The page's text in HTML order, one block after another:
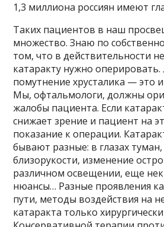
1,3 миллиона россиян имеют
Таких пациентов в наш
множество. Знаю по
том, что в действительности
катаракту нужно
помутнение хрусталика — это и
Мы, офтальмологи, должны
жалобы пациента. Если
снижает зрение и пациент на
показание к операции.
бывают разные: в глазах
близорукости, изменение
различном освещении, еще
нюансы… Разные проявления
пути, методы воздействия на
катаракта только